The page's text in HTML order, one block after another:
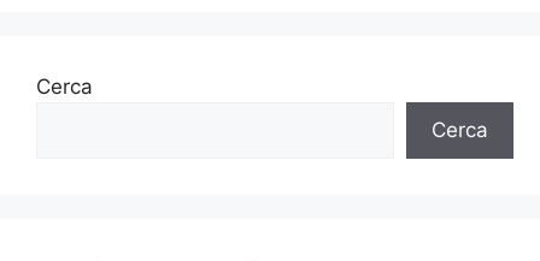
Cerca
Cerca